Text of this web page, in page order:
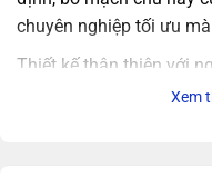
chuyên nghiệp tối ưu
Thiết kế thân thiện với
hỗ trợ việc xây dựng hệ
Xem